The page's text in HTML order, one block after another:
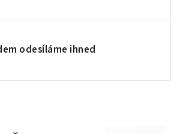
odesíláme ihned